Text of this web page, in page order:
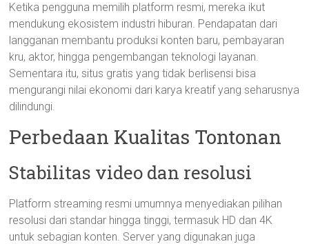
Ketika pengguna memilih platform resmi, mereka ikut
mendukung ekosistem industri hiburan. Pendapatan dari
langganan membantu produksi konten baru, pembayaran
kru, aktor, hingga pengembangan teknologi layanan.
Sementara itu, situs gratis yang tidak berlisensi bisa
mengurangi nilai ekonomi dari karya kreatif yang seharusnya
dilindungi.
Perbedaan Kualitas Tontonan
Stabilitas video dan resolusi
Platform streaming resmi umumnya menyediakan pilihan
resolusi dari standar hingga tinggi, termasuk HD dan 4K
untuk sebagian konten. Server yang digunakan juga